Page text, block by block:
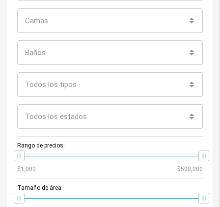
Camas
Baños
Todos los tipos
Todos los estados
Rango de precios:
Tamaño de área